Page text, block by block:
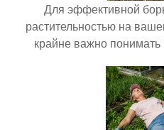
Для эффективной
растительностью на
крайне важно